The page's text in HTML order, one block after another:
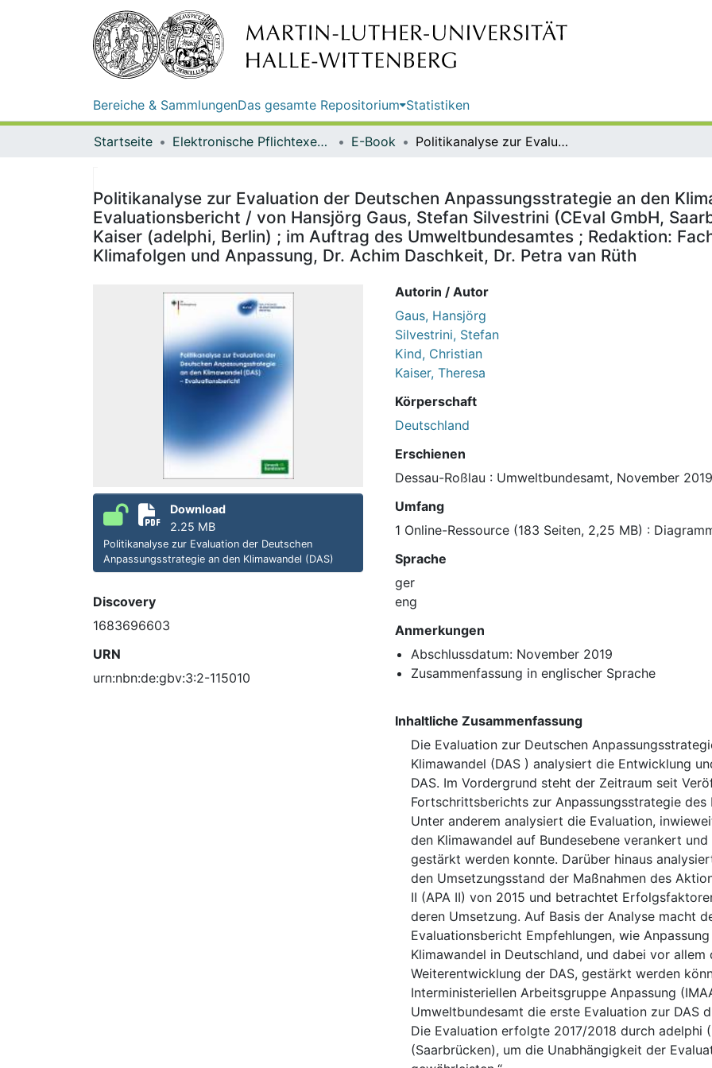
Bereiche & SammlungenDas gesamte Repositorium Statistiken
Startseite Elektronische Pflichtexemplare E-Book Politikanalyse zur Evaluation der Deutschen Anpassungsstrategie an den Klimawandel (DAS) : Evaluationsbericht / von Hansjörg Gaus, Stefan Silvestrini (CEval GmbH, Saarbrücken), Christian Kind, Theresa Kaiser (adelphi, Berlin) ; im Auftrag des Umweltbundesamtes ; Redaktion: Fachgebiet I 1.6 KomPass, Klimafolgen und Anpassung, Dr. Achim Daschkeit, Dr. Petra van Rüth
Politikanalyse zur Evaluation der Deutschen Anpassungsstrategie an den
Evaluationsbericht / von Hansjörg Gaus, Stefan Silvestrini (CEval GmbH,
Kaiser (adelphi, Berlin) ; im Auftrag des Umweltbundesamtes ; Redaktion:
Klimafolgen und Anpassung, Dr. Achim Daschkeit, Dr. Petra van Rüth
Download
2.25 MB
Politikanalyse zur Evaluation der Deutschen
Anpassungsstrategie an den Klimawandel (DAS)
Discovery
1683696603
URN
urn:nbn:de:gbv:3:2-115010
Autorin / Autor
Gaus, Hansjörg
Silvestrini, Stefan
Kind, Christian
Kaiser, Theresa
Körperschaft
Deutschland
Erschienen
Dessau-Roßlau : Umweltbundesamt, November 2019
Umfang
1 Online-Ressource (183 Seiten, 2,25 MB) :
Sprache
ger
eng
Anmerkungen
Abschlussdatum: November 2019
Zusammenfassung in englischer Sprache
Inhaltliche Zusammenfassung
Die Evaluation zur Deutschen
Klimawandel (DAS ) analysiert die Entwicklung
DAS. Im Vordergrund steht der Zeitraum seit
Fortschrittsberichts zur Anpassungsstrategie des
Unter anderem analysiert die Evaluation,
den Klimawandel auf Bundesebene verankert
gestärkt werden konnte. Darüber hinaus
den Umsetzungsstand der Maßnahmen des
II (APA II) von 2015 und betrachtet
deren Umsetzung. Auf Basis der Analyse macht
Evaluationsbericht Empfehlungen, wie
Klimawandel in Deutschland, und dabei vor allem
Weiterentwicklung der DAS, gestärkt werden
Interministeriellen Arbeitsgruppe Anpassung
Umweltbundesamt die erste Evaluation zur DAS
Die Evaluation erfolgte 2017/2018 durch adelphi
(Saarbrücken), um die Unabhängigkeit der